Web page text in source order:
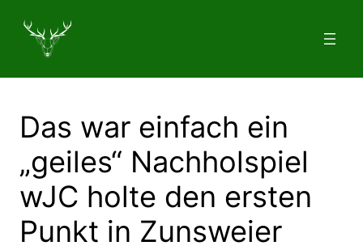
Inhalt
springen
Das war einfach ein
„geiles“ Nachholspiel
wJC holte den ersten
Punkt in Zunsweier